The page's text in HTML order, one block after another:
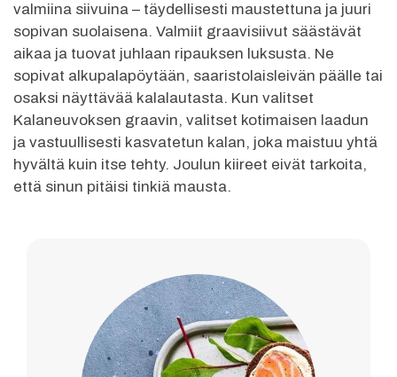
valmiina siivuina – täydellisesti maustettuna ja juuri
sopivan suolaisena. Valmiit graavisiivut säästävät
aikaa ja tuovat juhlaan ripauksen luksusta. Ne
sopivat alkupalapöytään, saaristolaisleivän päälle tai
osaksi näyttävää kalalautasta. Kun valitset
Kalaneuvoksen graavin, valitset kotimaisen laadun
ja vastuullisesti kasvatetun kalan, joka maistuu yhtä
hyvältä kuin itse tehty. Joulun kiireet eivät tarkoita,
että sinun pitäisi tinkiä mausta.